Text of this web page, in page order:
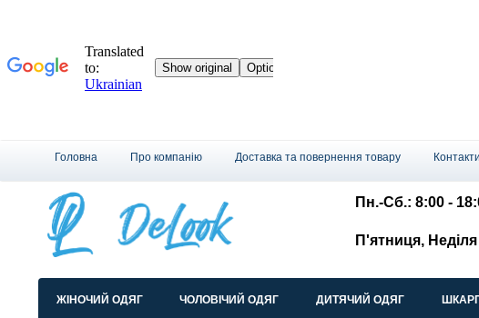
Головна Про компанію Доставка та повернення товару Контакти
Пн.-Сб.: 8:00 -
П'ятниця, Неділя
ЖІНОЧИЙ ОДЯГ ЧОЛОВІЧИЙ ОДЯГ ДИТЯЧИЙ ОДЯГ